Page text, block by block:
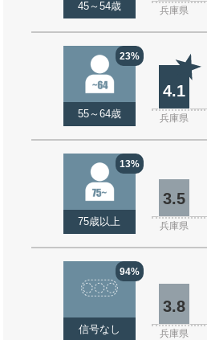
45～54歳 兵庫県
23%
55～64歳
4.1
兵庫県
13%
75歳以上
3.5
兵庫県
94%
信号なし
3.8
兵庫県